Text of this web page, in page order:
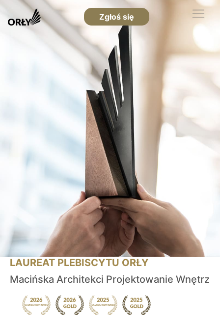
Zgłoś się
LAUREAT PLEBISCYTU ORŁY
Macińska Architekci Projektowanie Wnętrz